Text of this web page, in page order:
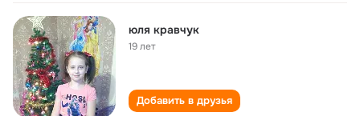
юля кравчук
19 лет
Добавить в друзья